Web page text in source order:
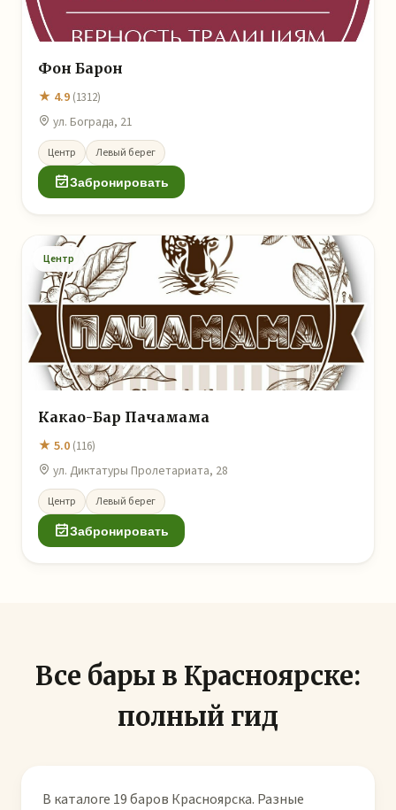
Фон Барон
★ 4.9 (1312)
ул. Бограда, 21
Центр Левый берег
Забронировать
Центр
Какао-Бар Пачамама
★ 5.0 (116)
ул. Диктатуры Пролетариата, 28
Центр Левый берег
Забронировать
Все бары в Красноярске:
полный гид
В каталоге 19 баров Красноярска. Разные